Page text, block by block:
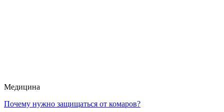
Медицина
Почему нужно защищаться от комаров?